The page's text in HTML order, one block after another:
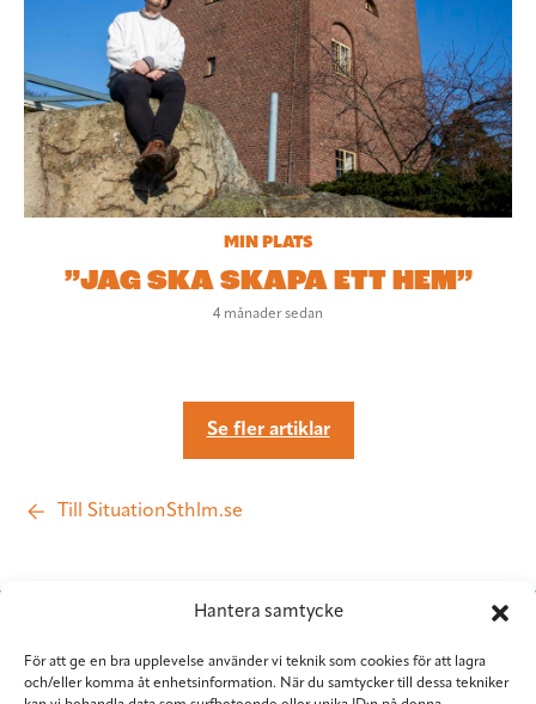
Hantera samtycke
För att ge en bra upplevelse använder vi teknik som cookies för att lagra
och/eller komma åt enhetsinformation. När du samtycker till dessa tekniker
MIN PLATS
”JAG SKA SKAPA ETT HEM”
4 månader sedan
Se fler artiklar
Till SituationSthlm.se